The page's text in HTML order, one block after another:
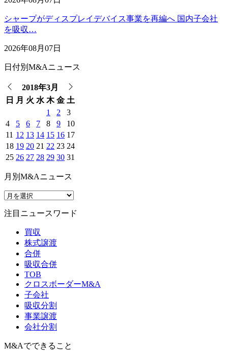
シャープがディスプレイデバイス事業を再編へ 国内子会社
を吸収…
2026年08月07日
日付別M&Aニュース
2018年3月
日
月 火 水 木 金 土
1
2
3
4
5 6 7 8 9
10
11 12 13 14 15 16 17
18 19 20 21 22 23 24
25 26 27 28 29 30 31
月別M&Aニュース
注目ニュースワード
買収
株式譲渡
合併
吸収合併
TOB
クロスボーダーM&A
子会社
吸収分割
事業譲渡
会社分割
M&Aでできること